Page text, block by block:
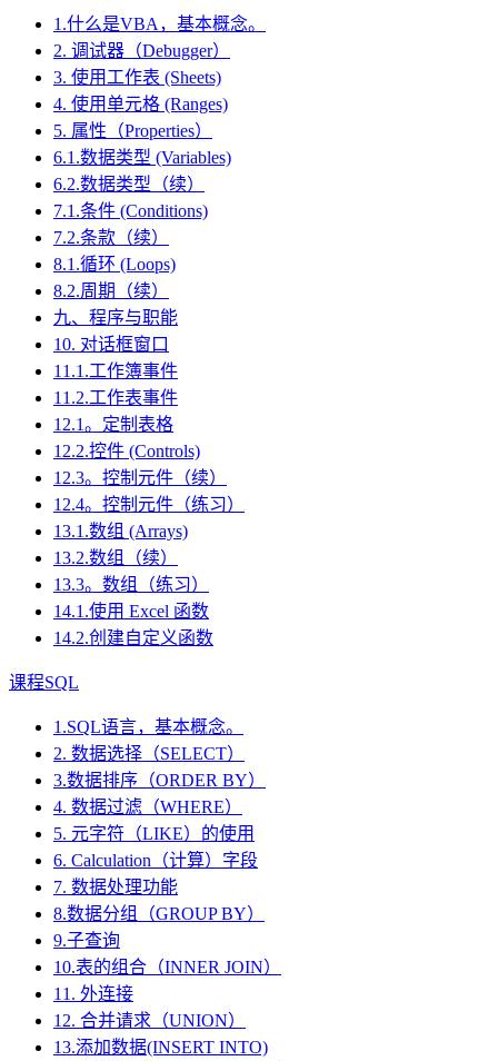
1.什么是VBA，基本概念。
2. 调试器（Debugger）
3. 使用工作表 (Sheets)
4. 使用单元格 (Ranges)
5. 属性（Properties）
6.1.数据类型 (Variables)
6.2.数据类型（续）
7.1.条件 (Conditions)
7.2.条款（续）
8.1.循环 (Loops)
8.2.周期（续）
九、程序与职能
10. 对话框窗口
11.1.工作簿事件
11.2.工作表事件
12.1。定制表格
12.2.控件 (Controls)
12.3。控制元件（续）
12.4。控制元件（练习）
13.1.数组 (Arrays)
13.2.数组（续）
13.3。数组（练习）
14.1.使用 Excel 函数
14.2.创建自定义函数
课程SQL
1.SQL语言，基本概念。
2. 数据选择（SELECT）
3.数据排序（ORDER BY）
4. 数据过滤（WHERE）
5. 元字符（LIKE）的使用
6. Calculation（计算）字段
7. 数据处理功能
8.数据分组（GROUP BY）
9.子查询
10.表的组合（INNER JOIN）
11. 外连接
12. 合并请求（UNION）
13.添加数据(INSERT INTO)